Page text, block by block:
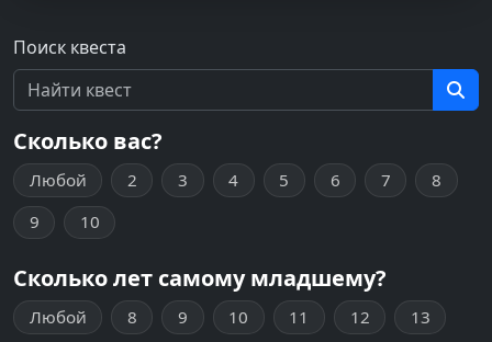
Поиск квеста
Сколько вас?
Любой 2 3 4 5 6 7
8
9
10
Сколько лет самому младшему?
Любой 8 9 10 11 12
13